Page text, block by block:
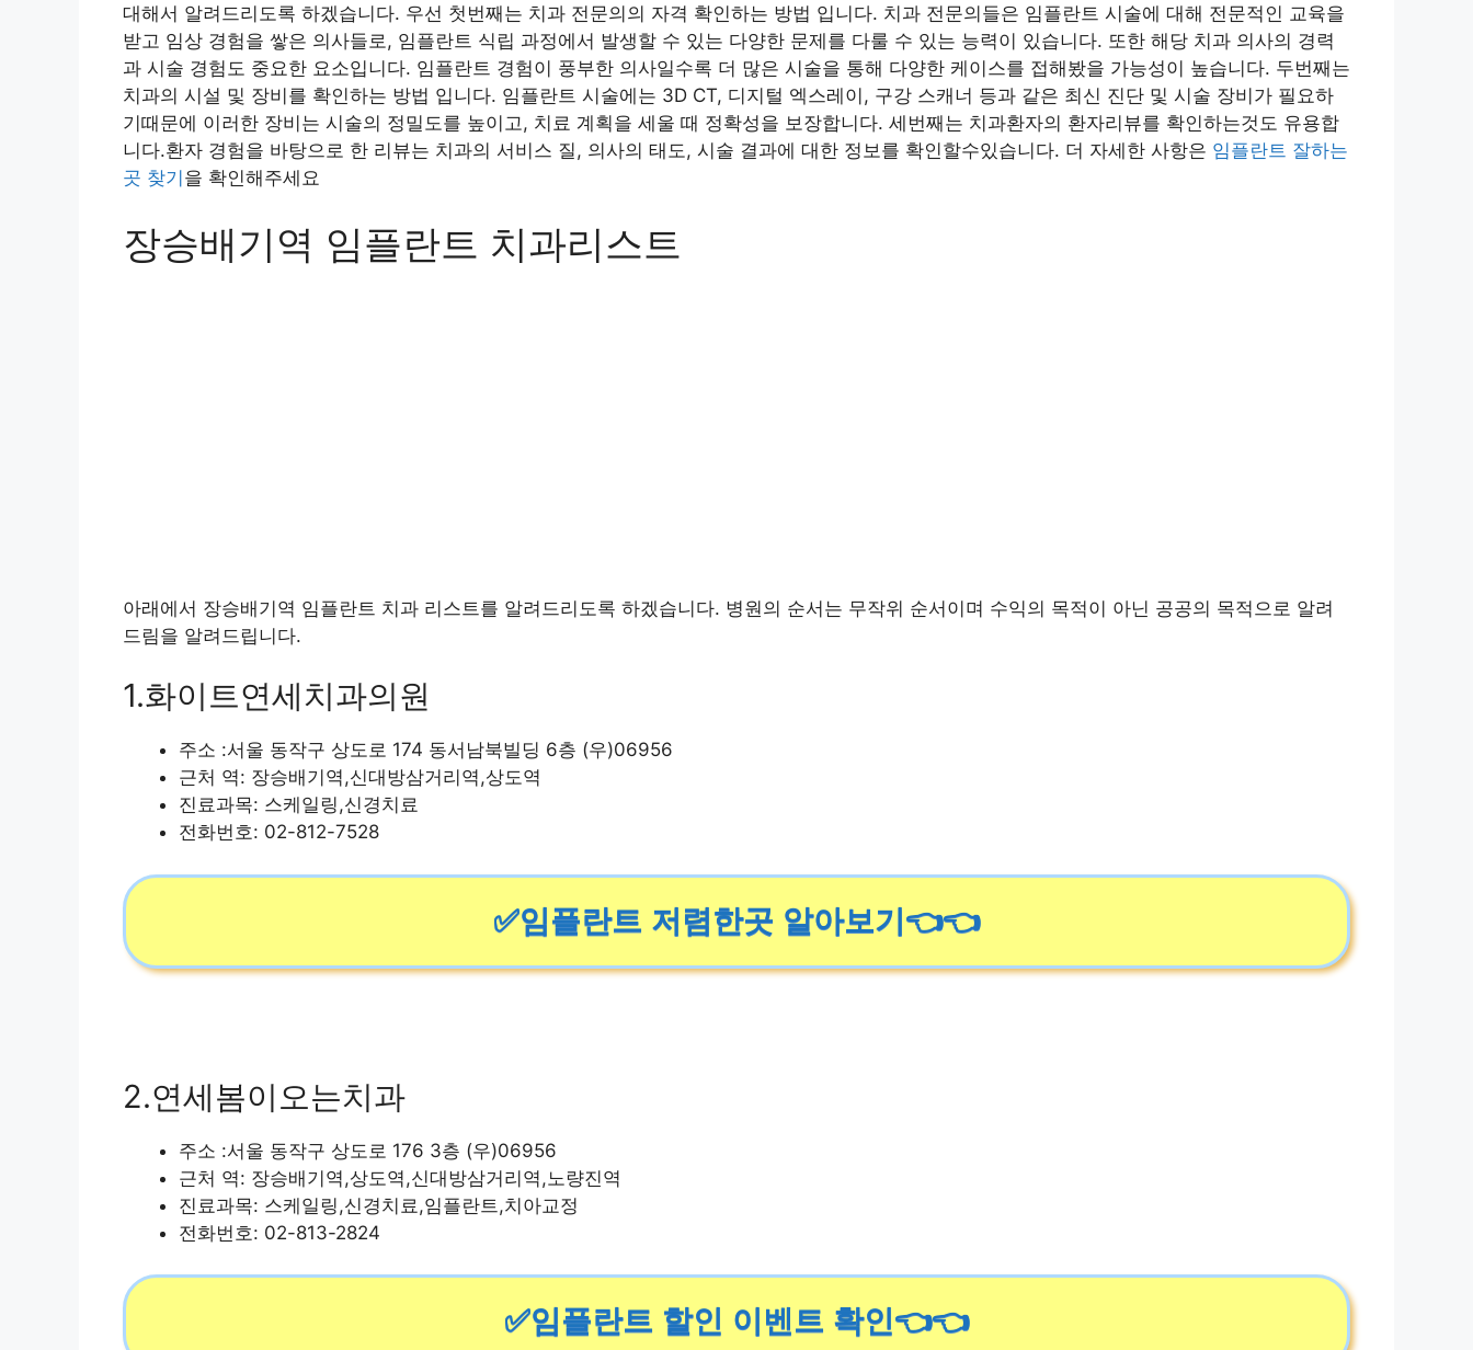
대해서 알려드리도록 하겠습니다. 우선 첫번째는 치과 전문의의 자격 확인하는 방법 입니다. 치과 전문의들은 임플란트 시술에 대해 전문적인 교육을
받고 임상 경험을 쌓은 의사들로, 임플란트 식립 과정에서 발생할 수 있는 다양한 문제를 다룰 수 있는 능력이 있습니다. 또한 해당 치과 의사의 경력
과 시술 경험도 중요한 요소입니다. 임플란트 경험이 풍부한 의사일수록 더 많은 시술을 통해 다양한 케이스를 접해봤을 가능성이 높습니다. 두번째는
치과의 시설 및 장비를 확인하는 방법 입니다. 임플란트 시술에는 3D CT, 디지털 엑스레이, 구강 스캐너 등과 같은 최신 진단 및 시술 장비가 필요하
기때문에 이러한 장비는 시술의 정밀도를 높이고, 치료 계획을 세울 때 정확성을 보장합니다. 세번째는 치과환자의 환자리뷰를 확인하는것도 유용합
니다.환자 경험을 바탕으로 한 리뷰는 치과의 서비스 질, 의사의 태도, 시술 결과에 대한 정보를 확인할수있습니다. 더 자세한 사항은 임플란트 잘하는
곳 찾기 을 확인해주세요
장승배기역 임플란트 치과리스트
아래에서 장승배기역 임플란트 치과 리스트를 알려드리도록 하겠습니다. 병원의 순서는 무작위 순서이며 수익의 목적이 아닌 공공의 목적으로 알려
드림을 알려드립니다.
1.화이트연세치과의원
주소 :서울 동작구 상도로 174 동서남북빌딩 6층 (우)06956
근처 역: 장승배기역,신대방삼거리역,상도역
진료과목: 스케일링,신경치료
전화번호: 02-812-7528
✅임플란트 저렴한곳 알아보기👈👈
2.연세봄이오는치과
주소 :서울 동작구 상도로 176 3층 (우)06956
근처 역: 장승배기역,상도역,신대방삼거리역,노량진역
진료과목: 스케일링,신경치료,임플란트,치아교정
전화번호: 02-813-2824
✅임플란트 할인 이벤트 확인👈👈